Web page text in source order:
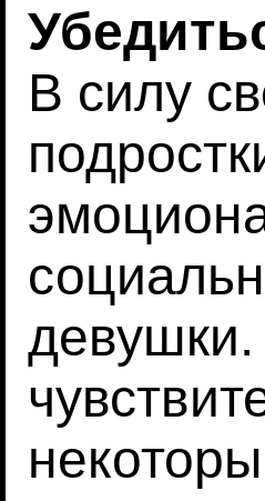
В силу